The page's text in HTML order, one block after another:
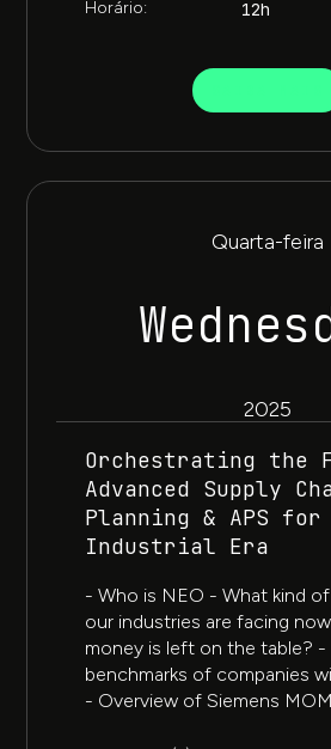
Horário: 12h
Quarta-feira
2025
Orchestrating the
Advanced Supply
Planning & APS for
Industrial Era​
- Who is NEO - What kind
our industries are facing
money is left on the table? -
benchmarks of companies
- Overview of Siemens